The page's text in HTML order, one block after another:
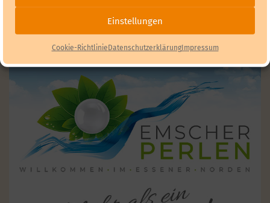
Einstellungen
Cookie-Richtlinie DatenschutzerklärungImpressum